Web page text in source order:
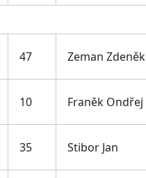
47 Zeman Zdeněk
10 Franěk Ondřej
35 Stibor Jan